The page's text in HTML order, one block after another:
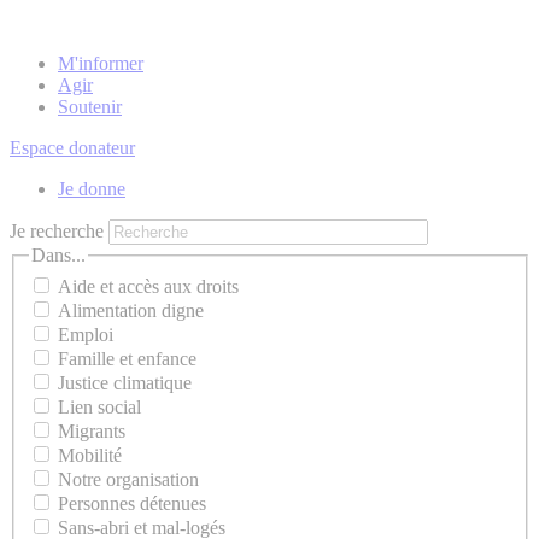
M'informer
Agir
Soutenir
Espace donateur
Je donne
Je recherche
Dans...
Aide et accès aux droits
Alimentation digne
Emploi
Famille et enfance
Justice climatique
Lien social
Migrants
Mobilité
Notre organisation
Personnes détenues
Sans-abri et mal-logés